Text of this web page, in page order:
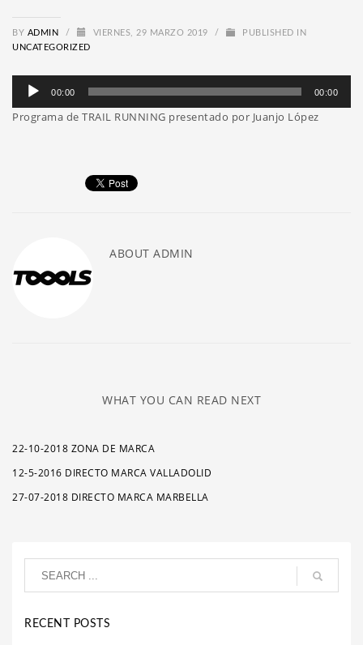
BY ADMIN / VIERNES, 29 MARZO 2019 /
PUBLISHED IN
UNCATEGORIZED
Reproductor
audio
00:00 00:00
Programa de TRAIL RUNNING presentado por Juanjo López
ABOUT ADMIN
WHAT YOU CAN READ NEXT
22-10-2018 ZONA DE MARCA
12-5-2016 DIRECTO MARCA VALLADOLID
27-07-2018 DIRECTO MARCA MARBELLA
RECENT POSTS